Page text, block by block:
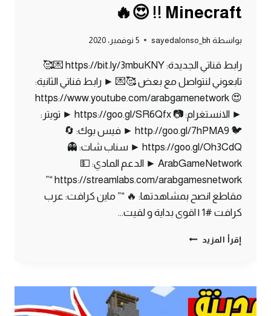
Minecraft !! 😍🔥
بواسطة sayedalonso_bh 5 نوفمبر، 2020
رابط قناتي الجديدة: https://bit.ly/3mbuKNY 💌🥰
تابعوني لنتواصل مع بعض 🥰💌 ► رابط قناتي الثانية:
😍 https://www.youtube.com/arabgamenetwork
► الانستغرام: 📷 https://goo.gl/SR6Qfx ► تويتر:
🐦 http://goo.gl/7hPMA9 ► فيس بوك: 🔄
https://goo.gl/Oh3CdQ ► سناب شات: 👻
ArabGameNetwork ► الدعم المادي: 💵
https://streamlabs.com/arabgamesnetwork “”
مقاطع انصح بمشاهدتها: 🔥 “” ماين كرافت: عرب
كرافت #1 | اقوى بداية و لقيت…
إقرأ المزيد ماين
كيف
تسوي
اقوى